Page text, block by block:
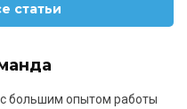
статьи
с большим опытом работы